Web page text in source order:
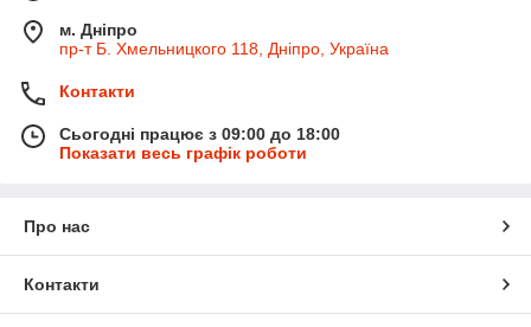
м. Дніпро
пр-т Б. Хмельницкого 118, Дніпро, Україна
Контакти
Сьогодні працює з 09:00 до 18:00
Показати весь графік роботи
Про нас
Контакти